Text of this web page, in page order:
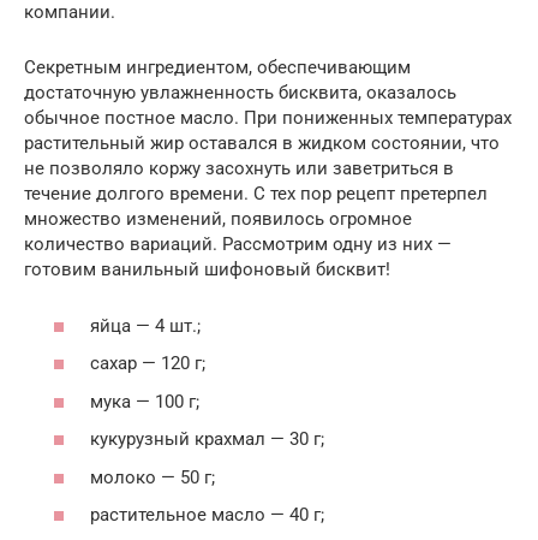
компании.
Секретным ингредиентом, обеспечивающим
достаточную увлажненность бисквита, оказалось
обычное постное масло. При пониженных температурах
растительный жир оставался в жидком состоянии, что
не позволяло коржу засохнуть или заветриться в
течение долгого времени. С тех пор рецепт претерпел
множество изменений, появилось огромное
количество вариаций. Рассмотрим одну из них —
готовим ванильный шифоновый бисквит!
яйца — 4 шт.;
сахар — 120 г;
мука — 100 г;
кукурузный крахмал — 30 г;
молоко — 50 г;
растительное масло — 40 г;